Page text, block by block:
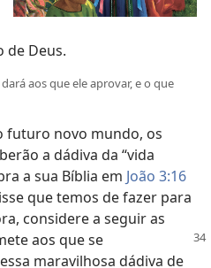
de Deus.
aos que ele aprovar, e o que
futuro novo mundo, os
a dádiva da “vida
a sua Bíblia em João 3:16
que temos de fazer para
considere a seguir as
aos que se
maravilhosa dádiva de